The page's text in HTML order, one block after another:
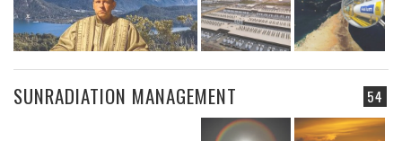
54
SUNRADIATION MANAGEMENT